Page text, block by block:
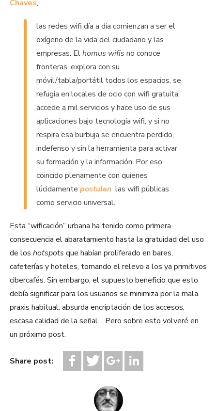
Chaves,
las redes wifi día a día comienzan a ser el
oxígeno de la vida del ciudadano y las
empresas. Elhomus wifis no conoce
fronteras, explora con su
móvil/tabla/portátil todos los espacios, se
refugia en locales de ocio con wifi gratuita,
accede a mil servicios y hace uso de sus
aplicaciones bajo tecnología wifi, y si no
respira esa burbuja se encuentra perdido,
indefenso y sin la herramienta para activar
su formación y la información. Por eso
coincido plenamente con quienes
lúcidamente postulan las wifi públicas
como servicio universal.
Esta “wificación” urbana ha tenido como primera
consecuencia el abaratamiento hasta la gratuidad del uso
de los hotspots que habían proliferado en bares,
cafeterías y hoteles, tomando el relevo a los ya primitivos
cibercafés. Sin embargo, el supuesto beneficio que esto
debía significar para los usuarios se minimiza por la mala
praxis habitual: absurda encriptación de los accesos,
escasa calidad de la señal… Pero sobre esto volveré en
un próximo post.
Share post: